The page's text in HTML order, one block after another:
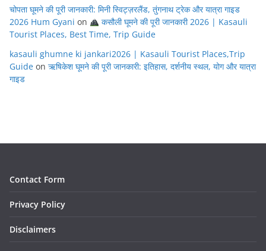
चोपता घूमने की पूरी जानकारी: मिनी स्विट्ज़रलैंड, तुंगनाथ ट्रेक और यात्रा गाइड
2026 Hum Gyani on
कसौली घूमने की पूरी जानकारी 2026 | Kasauli
Tourist Places, Best Time, Trip Guide
kasauli ghumne ki jankari2026 | Kasauli Tourist Places,Trip
Guide on ऋषिकेश घूमने की पूरी जानकारी: इतिहास, दर्शनीय स्थल, योग और यात्रा
गाइड
Contact Form
Privacy Policy
Disclaimers